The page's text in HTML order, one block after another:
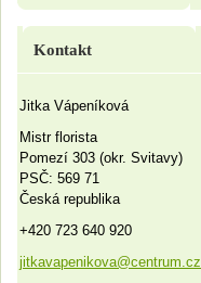
Kontakt
Jitka Vápeníková
Mistr florista
Pomezí 303 (okr. Svitavy)
PSČ: 569 71
Česká republika
+420 723 640 920
jitkavapenikova@centrum.cz